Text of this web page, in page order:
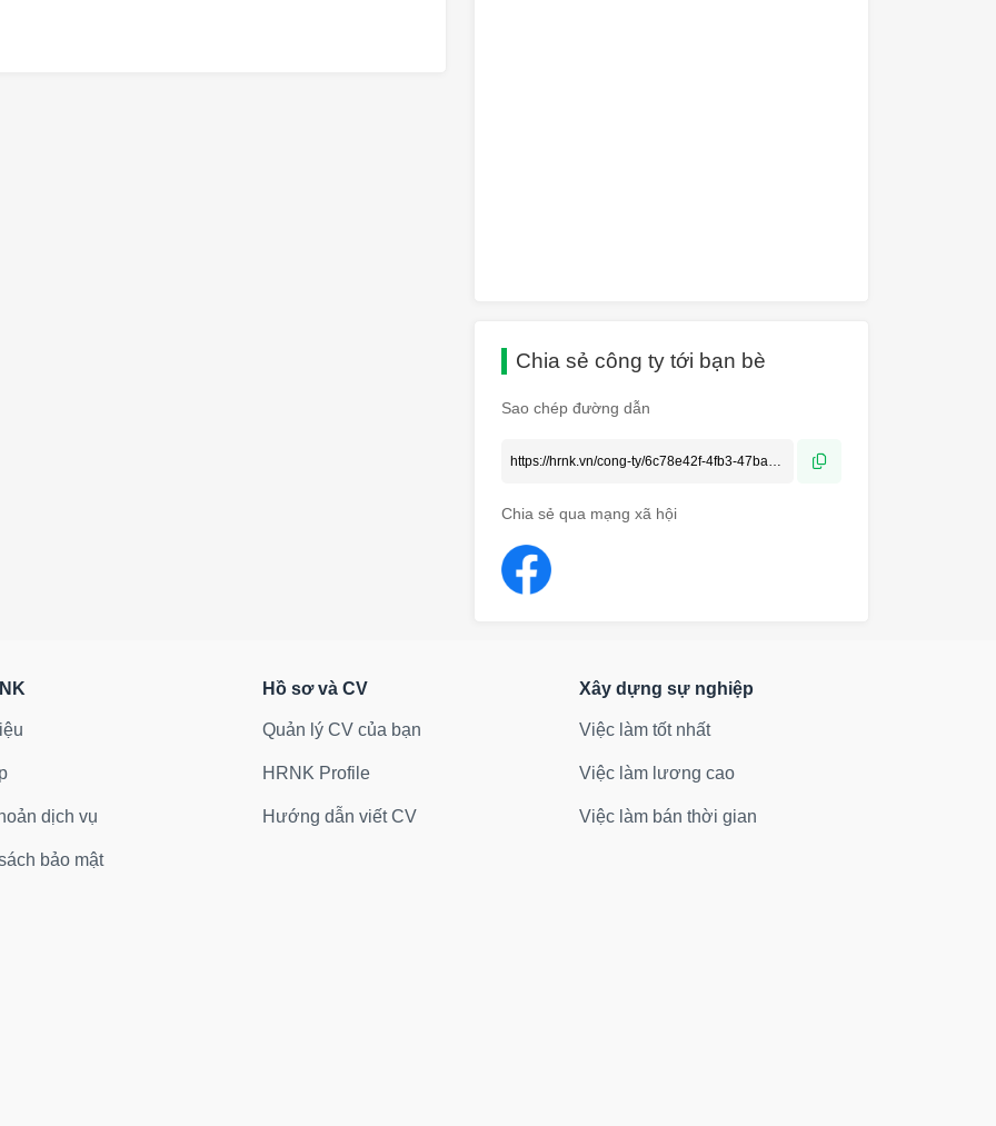
Chia sẻ công ty tới bạn bè
Sao chép đường dẫn
Chia sẻ qua mạng xã hội
dịch vụ
bảo mật
Hồ sơ và CV
Quản lý CV của bạn
HRNK Profile
Hướng dẫn viết CV
Xây dựng sự nghiệp
Việc làm tốt nhất
Việc làm lương cao
Việc làm bán thời gian